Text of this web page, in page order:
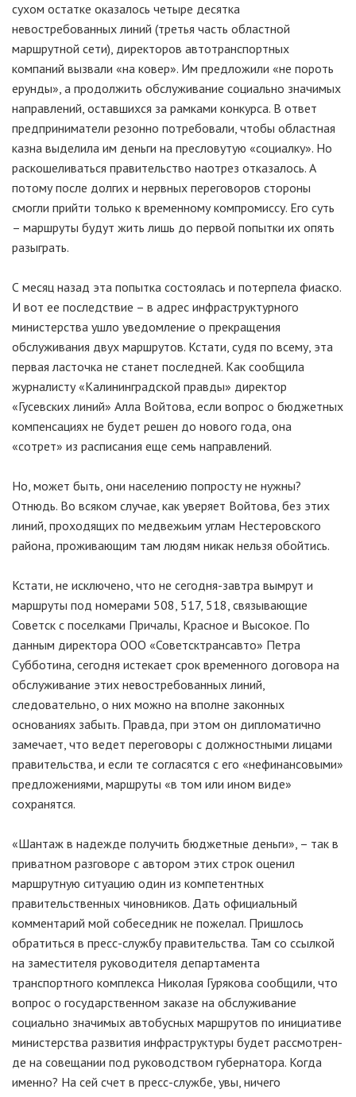
сухом остатке оказалось четыре десятка
невостребованных линий (третья часть областной
маршрутной сети), директоров автотранспортных
компаний вызвали «на ковер». Им предложили «не пороть
ерунды», а продолжить обслуживание социально значимых
направлений, оставшихся за рамками конкурса. В ответ
предприниматели резонно потребовали, чтобы областная
казна выделила им деньги на пресловутую «социалку». Но
раскошеливаться правительство наотрез отказалось. А
потому после долгих и нервных переговоров стороны
смогли прийти только к временному компромиссу. Его суть
– маршруты будут жить лишь до первой попытки их опять
разыграть.
С месяц назад эта попытка состоялась и потерпела фиаско.
И вот ее последствие – в адрес инфраструктурного
министерства ушло уведомление о прекращения
обслуживания двух маршрутов. Кстати, судя по всему, эта
первая ласточка не станет последней. Как сообщила
журналисту «Калининградской правды» директор
«Гусевских линий» Алла Войтова, если вопрос о бюджетных
компенсациях не будет решен до нового года, она
«сотрет» из расписания еще семь направлений.
Но, может быть, они населению попросту не нужны?
Отнюдь. Во всяком случае, как уверяет Войтова, без этих
линий, проходящих по медвежьим углам Нестеровского
района, проживающим там людям никак нельзя обойтись.
Кстати, не исключено, что не сегодня-завтра вымрут и
маршруты под номерами 508, 517, 518, связывающие
Советск с поселками Причалы, Красное и Высокое. По
данным директора ООО «Советсктрансавто» Петра
Субботина, сегодня истекает срок временного договора на
обслуживание этих невостребованных линий,
следовательно, о них можно на вполне законных
основаниях забыть. Правда, при этом он дипломатично
замечает, что ведет переговоры с должностными лицами
правительства, и если те согласятся с его «нефинансовыми»
предложениями, маршруты «в том или ином виде»
сохранятся.
«Шантаж в надежде получить бюджетные деньги», – так в
приватном разговоре с автором этих строк оценил
маршрутную ситуацию один из компетентных
правительственных чиновников. Дать официальный
комментарий мой собеседник не пожелал. Пришлось
обратиться в пресс-службу правительства. Там со ссылкой
на заместителя руководителя департамента
транспортного комплекса Николая Гурякова сообщили, что
вопрос о государственном заказе на обслуживание
социально значимых автобусных маршрутов по инициативе
министерства развития инфраструктуры будет рассмотрен-
де на совещании под руководством губернатора. Когда
именно? На сей счет в пресс-службе, увы, ничего